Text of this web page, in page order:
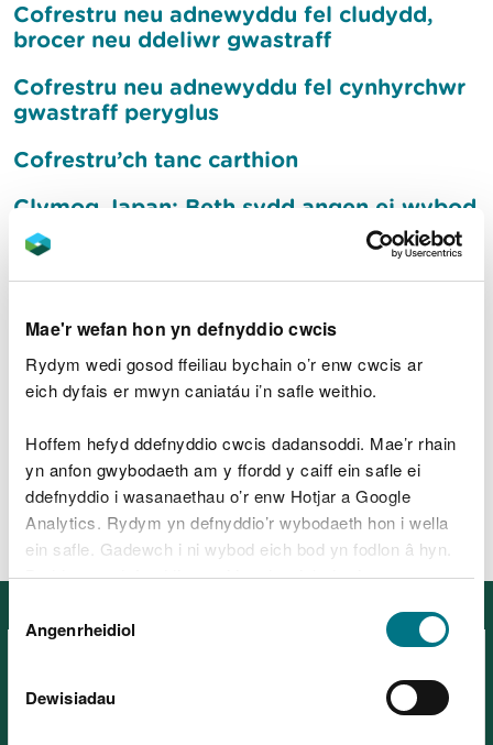
Mae'r wefan hon yn defnyddio cwcis
Rydym wedi gosod ffeiliau bychain o’r enw cwcis ar
eich dyfais er mwyn caniatáu i’n safle weithio.
Hoffem hefyd ddefnyddio cwcis dadansoddi. Mae’r rhain
yn anfon gwybodaeth am y ffordd y caiff ein safle ei
ddefnyddio i wasanaethau o’r enw Hotjar a Google
Analytics. Rydym yn defnyddio’r wybodaeth hon i wella
ein safle. Gadewch i ni wybod eich bod yn fodlon â hyn.
Byddwn yn defnyddio cwci i gadw eich dewis.
Gellirdarllen mwy am ein cwcis cyn i chi ddewis.
Caniatâd
Angenrheidiol
Dewisiadau
Cofrestru neu adnewyddu fel cludydd,
brocer neu ddeliwr gwastraff
Cofrestru neu adnewyddu fel cynhyrchwr
gwastraff peryglus
Cofrestru’ch tanc carthion
Clymog Japan: Beth sydd angen ei wybod
Mae Clymog Japan yn rhywogaeth estron
goresgynnol a...
Cofrestrwch i dderbyn
rhybuddion llifogydd
Beth i’w wneud ar ôl llifogydd
Swyddi